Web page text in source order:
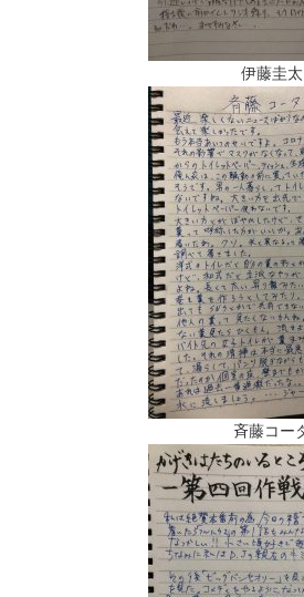
伊藤圭太
斉藤コー